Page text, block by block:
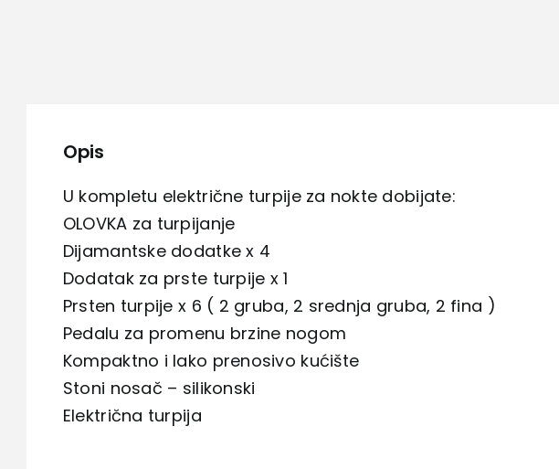
Opis
U kompletu električne turpije za nokte dobijate:
OLOVKA za turpijanje
Dijamantske dodatke x 4
Dodatak za prste turpije x 1
Prsten turpije x 6 ( 2 gruba, 2 srednja gruba, 2 fina )
Pedalu za promenu brzine nogom
Kompaktno i lako prenosivo kućište
Stoni nosač – silikonski
Električna turpija